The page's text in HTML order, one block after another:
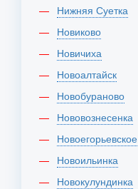
Нижняя Суетка
Новиково
Новичиха
Новоалтайск
Новобураново
Нововознесенка
Новоегорьевское
Новоильинка
Новокулундинка